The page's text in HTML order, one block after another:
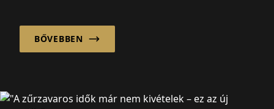
BŐVEBBEN